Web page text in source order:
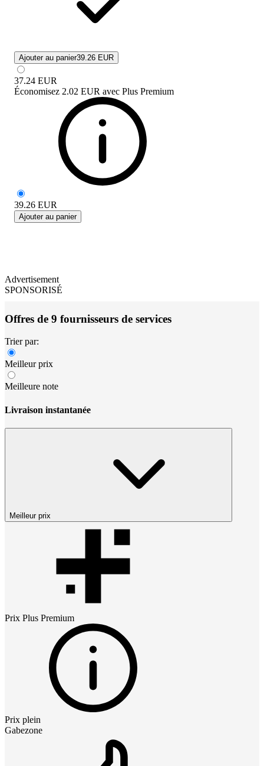
Ajouter au panier39.26 EUR
37.24 EUR
Économisez 2.02 EUR avec Plus Premium
39.26 EUR
Ajouter au panier
Advertisement
SPONSORISÉ
Offres de 9 fournisseurs de services
Trier par:
Meilleur prix
Meilleure note
Livraison instantanée
Meilleur prix
Prix Plus Premium
Prix plein
Gabezone